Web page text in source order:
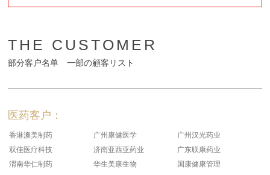
THE CUSTOMER
部分客户名单 一部の顧客リスト
医药客户：
香港澳美制药
双佳医疗科技
渭南华仁制药
广州康健医学
济南亚西亚药业
华生美康生物
广州汉光药业
广东联康药业
国康健康管理